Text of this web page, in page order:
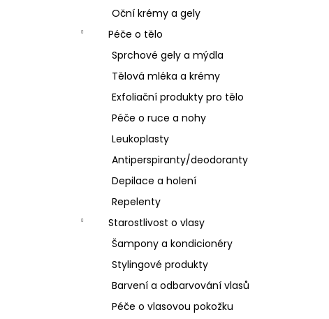
Oční krémy a gely
Péče o tělo
Sprchové gely a mýdla
Tělová mléka a krémy
Exfoliační produkty pro tělo
Péče o ruce a nohy
Leukoplasty
Antiperspiranty/deodoranty
Depilace a holení
Repelenty
Starostlivost o vlasy
Šampony a kondicionéry
Stylingové produkty
Barvení a odbarvování vlasů
Péče o vlasovou pokožku